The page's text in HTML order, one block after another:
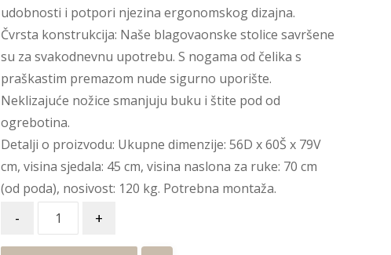
udobnosti i potpori njezina ergonomskog dizajna.
Čvrsta konstrukcija: Naše blagovaonske stolice savršene
su za svakodnevnu upotrebu. S nogama od čelika s
praškastim premazom nude sigurno uporište.
Neklizajuće nožice smanjuju buku i štite pod od
ogrebotina.
Detalji o proizvodu: Ukupne dimenzije: 56D x 60Š x 79V
cm, visina sjedala: 45 cm, visina naslona za ruke: 70 cm
(od poda), nosivost: 120 kg. Potrebna montaža.
- +